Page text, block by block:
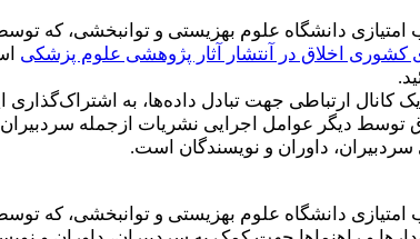
امتیازی دانشگاه علوم بهزیستی و توانبخشی، که
کشوری اخلاق در آنتشار آثار پژوهشی علوم پزشکی
کانال ارتباطی جهت تبادل داده‌ها، به
دیگر عوامل اجرایی نشریات از‌جمله
سردبیران، داوران و نویسندگان است.
دانشگاه علوم بهزیستی و توانبخشی، که